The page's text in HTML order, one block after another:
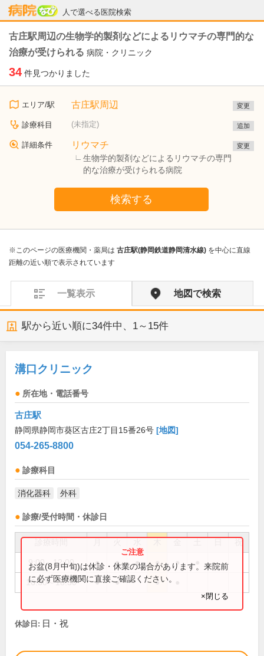
人で選べる医院検索
病院なび
古庄駅周辺の生物学的製剤などによるリウマチの専門的な
治療が受けられる 病院・クリニック
34 件見つかりました
エリア/駅 古庄駅周辺 変更
診療科目 (未指定) 追加
詳細条件 リウマチ
生物学的製剤などによるリウマチの専門
的な治療が受けられる病院
変更
検索する
※このページの医療機関・薬局は 古庄駅(静岡鉄道静岡清水線) を中心に直線
距離の近い順で表示されています
一覧表示 地図で検索
駅から近い順に34件中、 1～15件
溝口クリニック
所在地・電話番号
古庄駅
静岡県静岡市葵区古庄2丁目15番26号 [地図]
054-265-8800
診療科目
消化器科 外科
診療/受付時間・休診日
祝
9:00～12:00 ● ● ● ● ●
16:30～18:30 ● ● ●
お盆(8月中旬)は休診・休業の場合があります。来院前
に必ず医療機関に直接ご確認ください。
×閉じる
休診日: 日・祝